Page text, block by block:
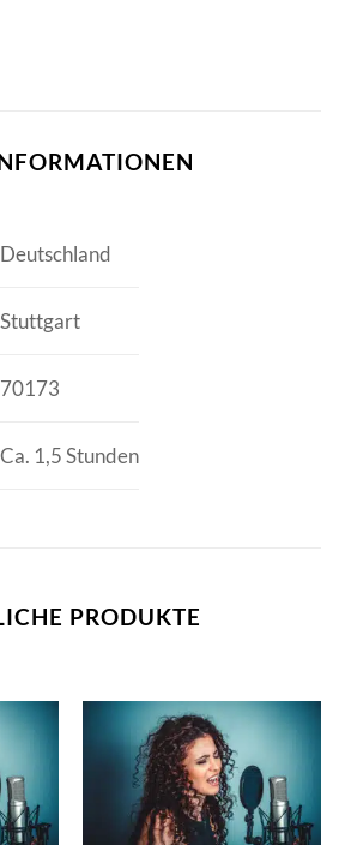
Deutschland
Stuttgart
70173
Ca. 1,5 Stunden
PRODUKTE